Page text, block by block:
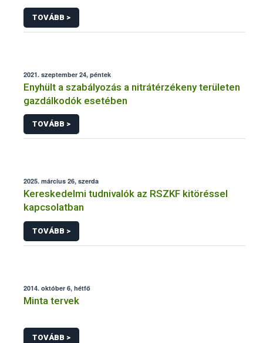
TOVÁBB >
2021. szeptember 24, péntek
Enyhült a szabályozás a nitrátérzékeny területen
gazdálkodók esetében
TOVÁBB >
2025. március 26, szerda
Kereskedelmi tudnivalók az RSZKF kitöréssel
kapcsolatban
TOVÁBB >
2014. október 6, hétfő
Minta tervek
TOVÁBB >